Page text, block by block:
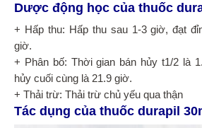
Dược động học của thuốc
+ Hấp thu: Hấp thu sau 1-3 giờ, đạt
giờ.
+ Phân bố: Thời gian bán hủy t1/2 là
hủy cuối cùng là 21.9 giờ.
+ Thải trừ: Thải trừ chủ yếu qua thận
Tác dụng của thuốc durapil